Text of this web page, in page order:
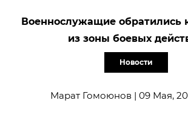
Военнослужащие обратились
из зоны боевых
Новости
Марат Гомоюнов | 09 Мая,